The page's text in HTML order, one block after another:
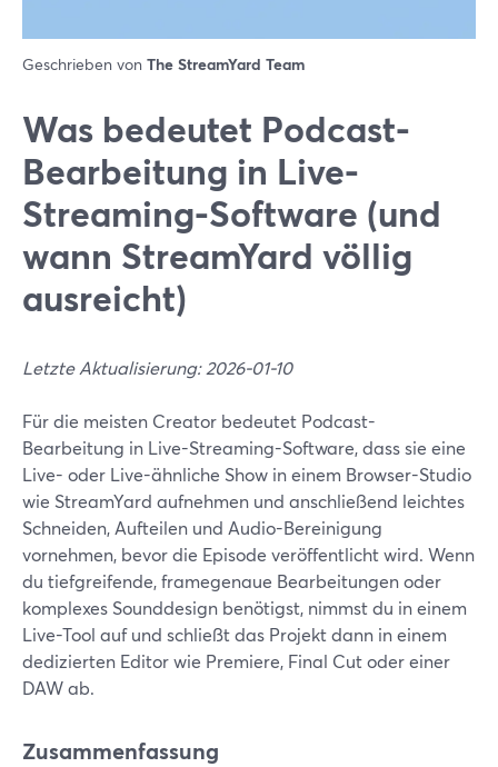
Geschrieben von The StreamYard Team
Was bedeutet Podcast-
Bearbeitung in Live-
Streaming-Software (und
wann StreamYard völlig
ausreicht)
Letzte Aktualisierung: 2026-01-10
Für die meisten Creator bedeutet Podcast-
Bearbeitung in Live-Streaming-Software, dass sie eine
Live- oder Live-ähnliche Show in einem Browser-Studio
wie StreamYard aufnehmen und anschließend leichtes
Schneiden, Aufteilen und Audio-Bereinigung
vornehmen, bevor die Episode veröffentlicht wird. Wenn
du tiefgreifende, framegenaue Bearbeitungen oder
komplexes Sounddesign benötigst, nimmst du in einem
Live-Tool auf und schließt das Projekt dann in einem
dedizierten Editor wie Premiere, Final Cut oder einer
DAW ab.
Zusammenfassung